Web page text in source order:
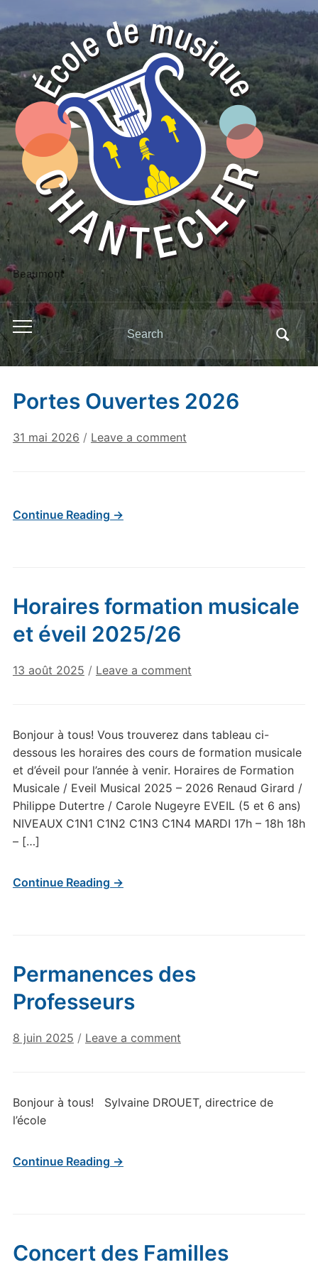
Beaumont
Toggle
mobile
menu
Search
for:
Portes Ouvertes 2026
31 mai 2026 / Leave a comment
Continue Reading →
Horaires formation musicale
et éveil 2025/26
13 août 2025 / Leave a comment
Bonjour à tous! Vous trouverez dans tableau ci-
dessous les horaires des cours de formation musicale
et d’éveil pour l’année à venir. Horaires de Formation
Musicale / Eveil Musical 2025 – 2026 Renaud Girard /
Philippe Dutertre / Carole Nugeyre EVEIL (5 et 6 ans)
NIVEAUX C1N1 C1N2 C1N3 C1N4 MARDI 17h – 18h 18h
– […]
Continue Reading →
Permanences des
Professeurs
8 juin 2025 / Leave a comment
Bonjour à tous! Sylvaine DROUET, directrice de
l’école
Continue Reading →
Concert des Familles